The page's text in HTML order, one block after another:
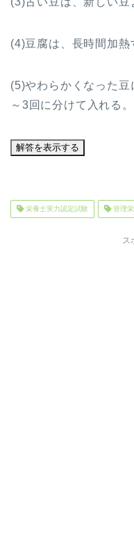
(4)豆腐は、長時間加熱
(5)やわらかくなった
～3回に分けて入れる。
栄養士実力認定試験 管理栄
ス